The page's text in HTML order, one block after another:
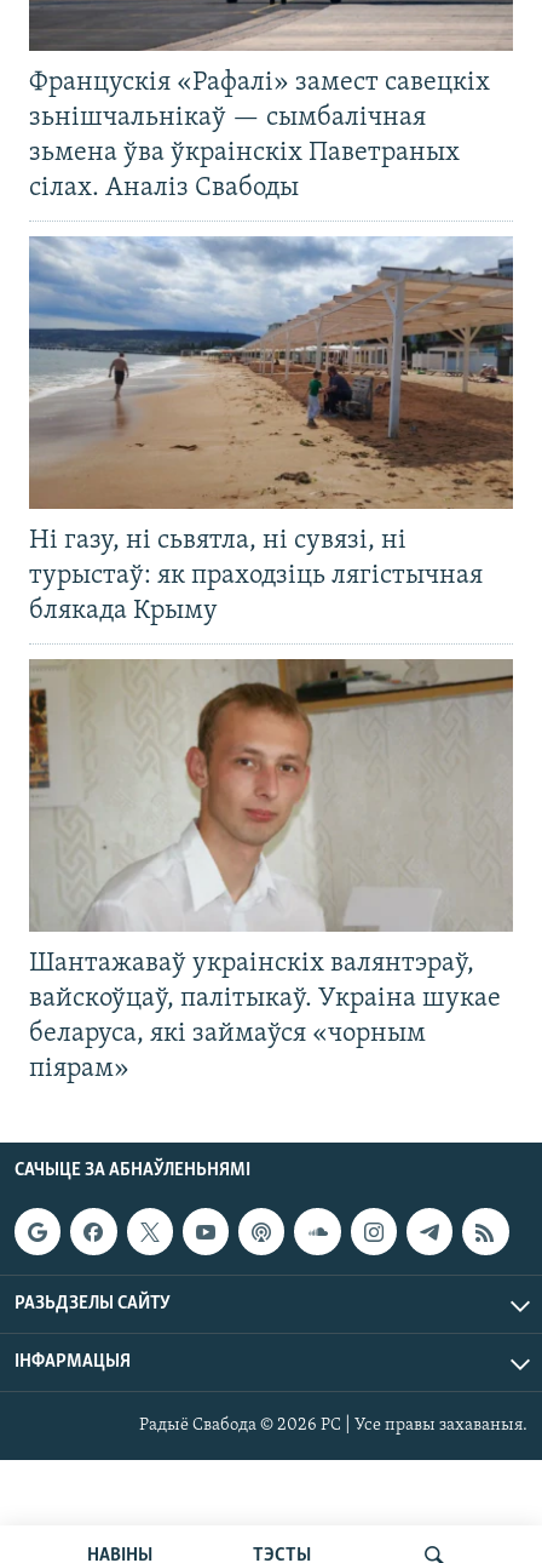
НАВІНЫ ТЭСТЫ
Францускія «Рафалі» замест савецкіх
зьнішчальнікаў — сымбалічная
зьмена ўва ўкраінскіх Паветраных
сілах. Аналіз Свабоды
Ні газу, ні сьвятла, ні сувязі, ні
турыстаў: як праходзіць лягістычная
блякада Крыму
Шантажаваў украінскіх валянтэраў,
вайскоўцаў, палітыкаў. Украіна шукае
беларуса, які займаўся «чорным
піярам»
САЧЫЦЕ ЗА АБНАЎЛЕНЬНЯМІ
РАЗЬДЗЕЛЫ САЙТУ
ІНФАРМАЦЫЯ
Радыё Свабода © 2026 РС | Усе правы захаваныя.